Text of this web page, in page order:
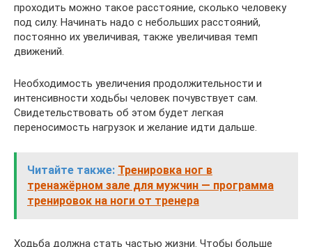
проходить можно такое расстояние, сколько человеку
под силу. Начинать надо с небольших расстояний,
постоянно их увеличивая, также увеличивая темп
движений.
Необходимость увеличения продолжительности и
интенсивности ходьбы человек почувствует сам.
Свидетельствовать об этом будет легкая
переносимость нагрузок и желание идти дальше.
Читайте также: Тренировка ног в
тренажёрном зале для мужчин — программа
тренировок на ноги от тренера
Ходьба должна стать частью жизни. Чтобы больше